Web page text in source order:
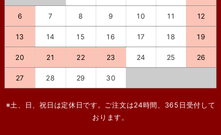
6 7 8 9 10 11 12
13 14 15 16 17 18 19
20 21 22 23 24 25 26
27 28 29 30
※土、日、祝日は定休日です。ご注文は24時間、365日受付して
おります。